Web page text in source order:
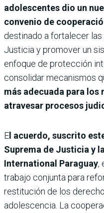
adolescentes dio un
convenio de
destinado a fortalecer
Justicia y promover un
enfoque de protección
consolidar mecanismos
más adecuada para los
atravesar procesos
E l acuerdo, suscrito
Suprema de Justicia y
International Paraguay,
trabajo conjunta para
restitución de los
adolescencia. La